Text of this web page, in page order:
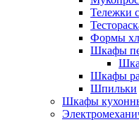
Тележки
Формы
Шкафы
Шкафы
Шпильки
Шкафы